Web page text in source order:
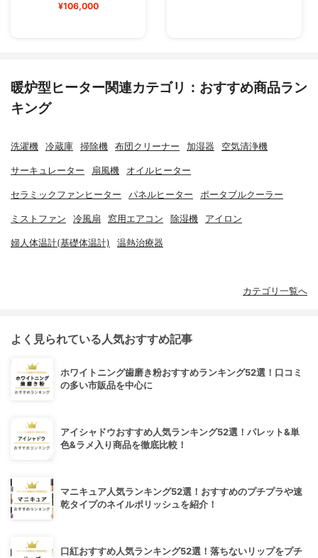
¥106,000
暖炉型ヒーター関連カテゴリ：おすすめ商品ラン
キング
洗濯機 冷蔵庫 掃除機 布団クリーナー 加湿器 空気清浄機
サーキュレーター 扇風機 オイルヒーター
セラミックファンヒーター パネルヒーター ポータブルクーラー
ミストファン 冷風扇 窓用エアコン 除湿機 アイロン
婦人体温計(基礎体温計) 温熱治療器
カテゴリ一覧へ
よく見られている人気おすすめ記事
ホワイトニング歯磨き粉おすすめランキング52選！口コミ
の多い市販品を中心に
アイシャドウおすすめ人気ランキング52選！パレット&単
色&ラメ入り商品を徹底比較！
マニキュア人気ランキング52選！おすすめのプチプラや速
乾タイプのネイルポリッシュを紹介！
口紅おすすめ人気ランキング52選！落ちないリップをプチ